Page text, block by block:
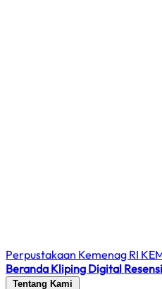
Perpustakaan Kemenag RI
Beranda Kliping Digital Resensi
Tentang Kami